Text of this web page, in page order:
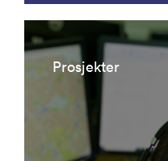
Prosjekter